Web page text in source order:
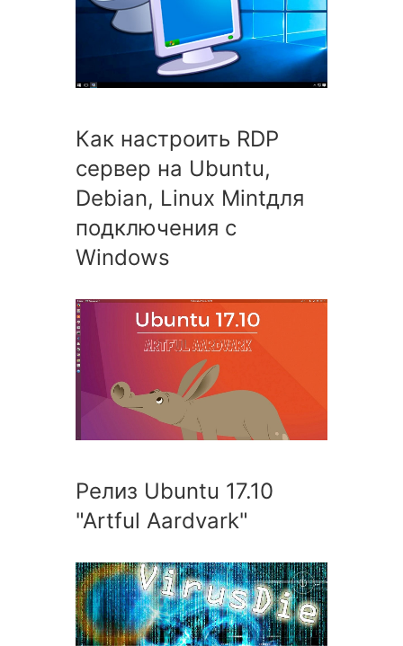
Как настроить RDP
сервер на Ubuntu,
Debian, Linux Mintдля
подключения с
Windows
Релиз Ubuntu 17.10
"Artful Aardvark"